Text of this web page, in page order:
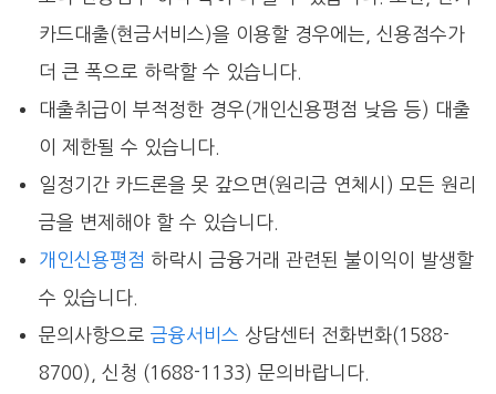
카드대출(현금서비스)을 이용할 경우에는, 신용점수가
더 큰 폭으로 하락할 수 있습니다.
대출취급이 부적정한 경우(개인신용평점 낮음 등) 대출
이 제한될 수 있습니다.
일정기간 카드론을 못 갚으면(원리금 연체시) 모든 원리
금을 변제해야 할 수 있습니다.
개인신용평점 하락시 금융거래 관련된 불이익이 발생할
수 있습니다.
문의사항으로금융서비스 상담센터 전화번화(1588-
8700), 신청 (1688-1133) 문의바랍니다.